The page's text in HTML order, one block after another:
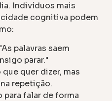
Indivíduos mais
cognitiva podem
"As palavras saem
parar."
que quer dizer, mas
repetição.
para falar de forma